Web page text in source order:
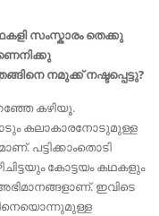
സംസ്കാരം തെക്കു
നമുക്ക് നഷ്ടപ്പെട്ടു?
കഴിയൂ.
കലാകാരനോടുമുള്ള
പട്ടിക്കാംതൊടി
കോട്ടയം കഥകളും
ഇവിടെ